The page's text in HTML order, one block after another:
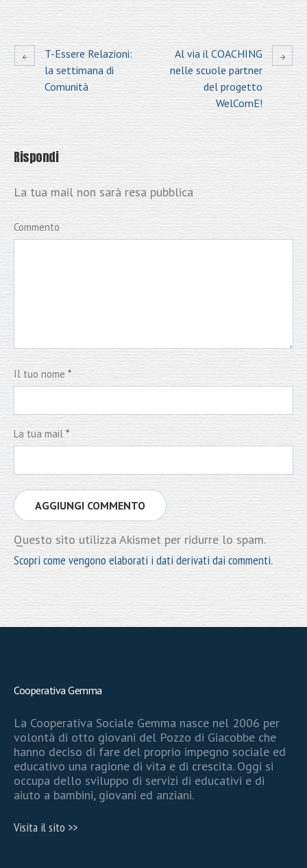
T-Essere Relazioni:
la settimana di
Comunità
Al via il COACHING
nelle scuole partner
del progetto
WelComE!
Rispondi
La tua mail non sarà resa pubblica
Commento
Il tuo nome *
La tua mail *
Questo sito utilizza Akismet per ridurre lo spam.
Scopri come vengono elaborati i dati derivati dai commenti.
Cooperativa Gemma
La Cooperativa Sociale Gemma nasce nel 2006 per
volontà di otto giovani del Pozzo di Giacobbe che
hanno deciso di fare del proprio impegno sociale ed
educativo una ragione di vita e di crescita. Oggi si
occupa dello sviluppo di servizi di educativi e di
aiuto a bambini, giovani ed anziani.
Visita il sito >>